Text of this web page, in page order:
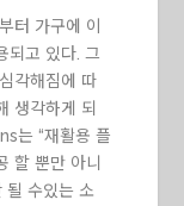
터 가구에 이
되고 있다. 그
각해짐에 따
생각하게 되
는 “재활용 플
할 뿐만 아니
될 수있는 소